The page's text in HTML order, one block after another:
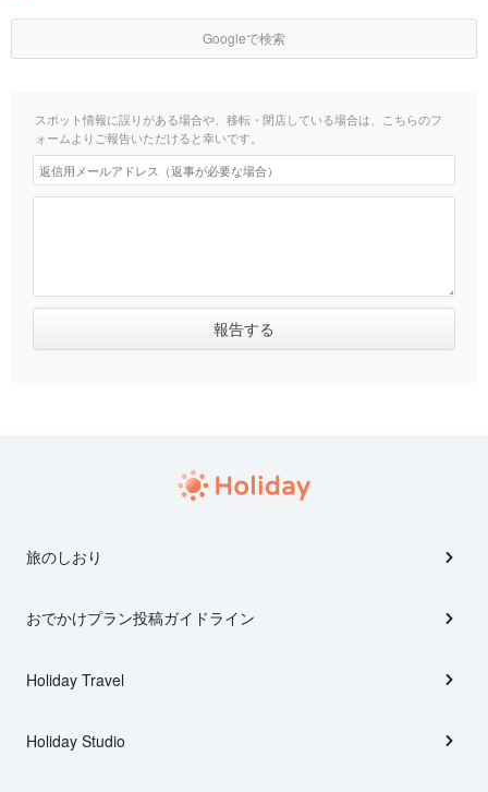
Googleで検索
スポット情報に誤りがある場合や、移転・閉店している場合は、こちらのフ
ォームよりご報告いただけると幸いです。
旅のしおり
おでかけプラン投稿ガイドライン
Holiday Travel
Holiday Studio